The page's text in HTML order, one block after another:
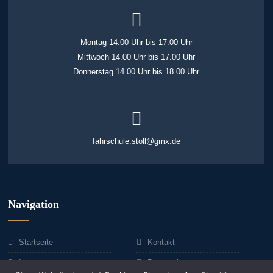
Montag 14.00 Uhr bis 17.00 Uhr
Mittwoch 14.00 Uhr bis 17.00 Uhr
Donnerstag 14.00 Uhr bis 18.00 Uhr
fahrschule.stoll@gmx.de
Navigation
Startseite Kontakt
Impressum Datenschutz